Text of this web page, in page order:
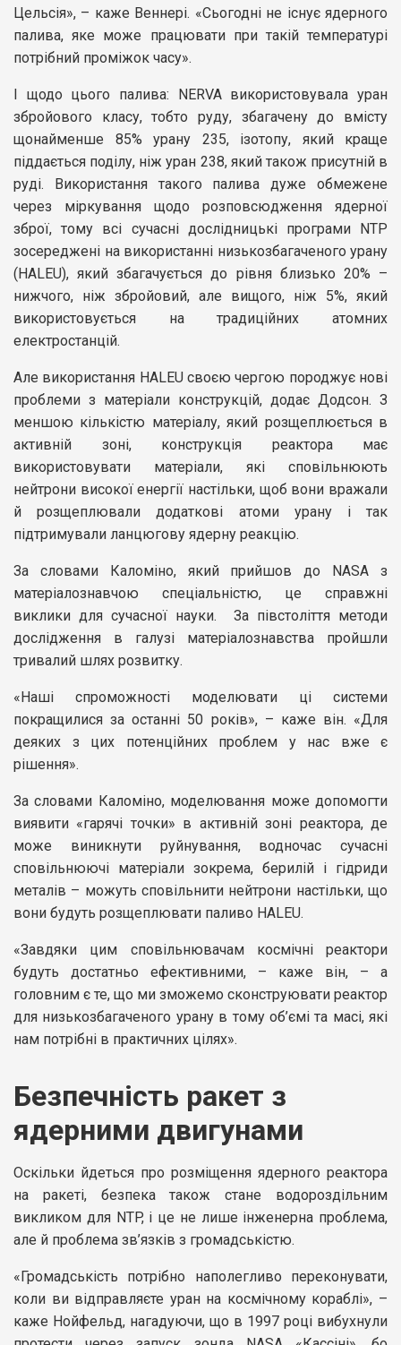
Цельсія», – каже Веннері. «Сьогодні не існує ядерного
палива, яке може працювати при такій температурі
потрібний проміжок часу».
І щодо цього палива: NERVA використовувала уран
збройового класу, тобто руду, збагачену до вмісту
щонайменше 85% урану 235, ізотопу, який краще
піддається поділу, ніж уран 238, який також присутній в
руді. Використання такого палива дуже обмежене
через міркування щодо розповсюдження ядерної
зброї, тому всі сучасні дослідницькі програми NTP
зосереджені на використанні низькозбагаченого урану
(HALEU), який збагачується до рівня близько 20% –
нижчого, ніж збройовий, але вищого, ніж 5%, який
використовується на традиційних атомних
електростанцій.
Але використання HALEU своєю чергою породжує нові
проблеми з матеріали конструкцій, додає Додсон. З
меншою кількістю матеріалу, який розщеплюється в
активній зоні, конструкція реактора має
використовувати матеріали, які сповільнюють
нейтрони високої енергії настільки, щоб вони вражали
й розщеплювали додаткові атоми урану і так
підтримували ланцюгову ядерну реакцію.
За словами Каломіно, який прийшов до NASA з
матеріалознавчою спеціальністю, це справжні
виклики для сучасної науки. За півстоліття методи
дослідження в галузі матеріалознавства пройшли
тривалий шлях розвитку.
«Наші спроможності моделювати ці системи
покращилися за останні 50 років», – каже він. «Для
деяких з цих потенційних проблем у нас вже є
рішення».
За словами Каломіно, моделювання може допомогти
виявити «гарячі точки» в активній зоні реактора, де
може виникнути руйнування, водночас сучасні
сповільнюючі матеріали зокрема, берилій і гідриди
металів – можуть сповільнити нейтрони настільки, що
вони будуть розщеплювати паливо HALEU.
«Завдяки цим сповільнювачам космічні реактори
будуть достатньо ефективними, – каже він, – а
головним є те, що ми зможемо сконструювати реактор
для низькозбагаченого урану в тому об’ємі та масі, які
нам потрібні в практичних цілях».
Безпечність ракет з
ядерними двигунами
Оскільки йдеться про розміщення ядерного реактора
на ракеті, безпека також стане водороздільним
викликом для NTP, і це не лише інженерна проблема,
але й проблема зв’язків з громадськістю.
«Громадськість потрібно наполегливо переконувати,
коли ви відправляєте уран на космічному кораблі», –
каже Нойфельд, нагадуючи, що в 1997 році вибухнули